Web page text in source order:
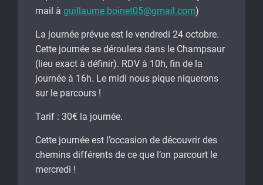
mail à guillaume.boinet05@gmail.com)
La journée prévue est le vendredi 24 octobre.
Cette journée se déroulera dans le Champsaur
(lieu exact à définir). RDV à 10h, fin de la
journée à 16h. Le midi nous pique niquerons
sur le parcours !
Tarif : 30€ la journée.
Cette journée est l’occasion de découvrir des
chemins différents de ce que l’on parcourt le
mercredi !